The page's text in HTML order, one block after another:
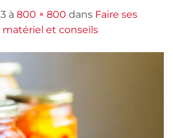
à 800 × 800 dans Faire ses
matériel et conseils